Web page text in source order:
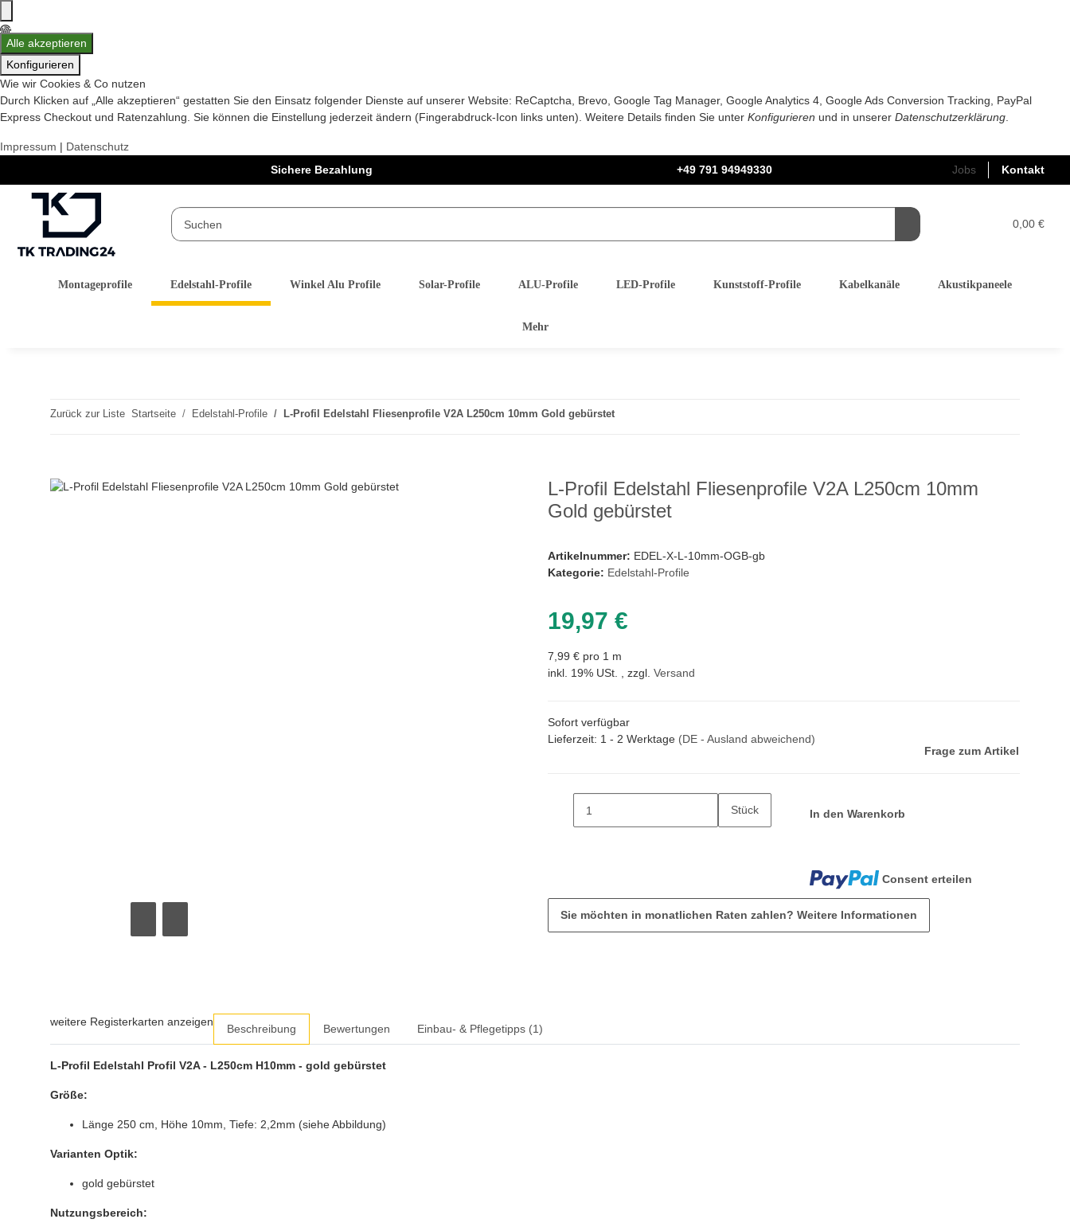
Alle akzeptieren
Konfigurieren
Wie wir Cookies & Co nutzen
Durch Klicken auf „Alle akzeptieren“ gestatten Sie den Einsatz folgender Dienste auf unserer Website: ReCaptcha, Brevo, Google Tag Manager, Google Analytics 4, Google Ads Conversion Tracking, PayPal
Express Checkout und Ratenzahlung. Sie können die Einstellung jederzeit ändern (Fingerabdruck-Icon links unten). Weitere Details finden Sie unter Konfigurieren und in unserer Datenschutzerklärung
Impressum | Datenschutz
Sichere Bezahlung
+49 791 94949330 Jobs Kontakt
0,00 €
Montageprofile Edelstahl-Profile Winkel Alu Profile Solar-Profile ALU-Profile LED-Profile Kunststoff-Profile Kabelkanäle Akustikpaneele
Mehr
Zurück zur Liste Startseite Edelstahl-Profile L-Profil Edelstahl Fliesenprofile V2A L250cm 10mm Gold gebürstet
L-Profil Edelstahl Fliesenprofile V2A L250cm 10mm
Gold gebürstet
Artikelnummer: EDEL-X-L-10mm-OGB-gb
Kategorie: Edelstahl-Profile
19,97 €
7,99 € pro 1 m
inkl. 19% USt. , zzgl. Versand
Sofort verfügbar
Lieferzeit: 1 - 2 Werktage (DE - Ausland abweichend)
Frage zum Artikel
Stück In den Warenkorb
Consent erteilen
Sie möchten in monatlichen Raten zahlen? Weitere Informationen
weitere Registerkarten anzeigen
Beschreibung Bewertungen Einbau- & Pflegetipps (1)
L-Profil Edelstahl Profil V2A - L250cm H10mm - gold gebürstet
Größe:
Länge 250 cm, Höhe 10mm, Tiefe: 2,2mm (siehe Abbildung)
Varianten Optik:
gold gebürstet
Nutzungsbereich: